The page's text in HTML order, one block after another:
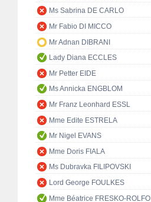
Ms Sabrina DE CARLO
Mr Fabio DI MICCO
Mr Adnan DIBRANI
Lady Diana ECCLES
Mr Petter EIDE
Ms Annicka ENGBLOM
Mr Franz Leonhard ESSL
Mme Edite ESTRELA
Mr Nigel EVANS
Mme Doris FIALA
Ms Dubravka FILIPOVSKI
Lord George FOULKES
Mme Béatrice FRESKO-ROLFO